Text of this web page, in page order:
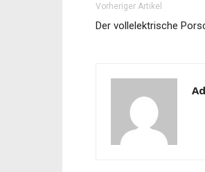
Vorheriger Artikel
Der vollelektrische